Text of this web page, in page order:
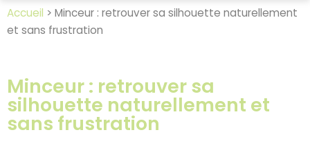
Accueil > Minceur : retrouver sa silhouette naturellement
et sans frustration
Minceur : retrouver sa
silhouette naturellement et
sans frustration